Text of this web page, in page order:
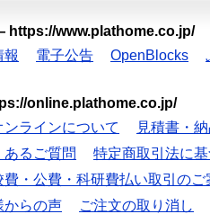
https://www.plathome.co.jp/
報 電子公告 OpenBlocks
online.plathome.co.jp/
ラインについて
見積書・
あるご質問
特定商取引法に
費・公費・科研費払い取引のご
からの声 ご注文の取り消し